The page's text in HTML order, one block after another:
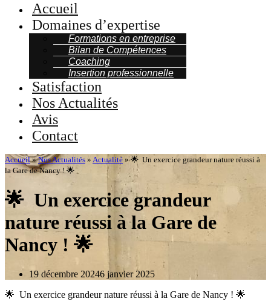
Accueil
Domaines d’expertise
Formations en entreprise
Bilan de Compétences
Coaching
Insertion professionnelle
Satisfaction
Nos Actualités
Avis
Contact
Accueil»Nos Actualités » Actualité »🌟 Un exercice grandeur nature réussi à
la Gare de Nancy ! 🌟
🌟 Un exercice grandeur
nature réussi à la Gare de
Nancy ! 🌟
19 décembre 20246 janvier 2025
🌟 Un exercice grandeur nature réussi à la Gare de Nancy ! 🌟